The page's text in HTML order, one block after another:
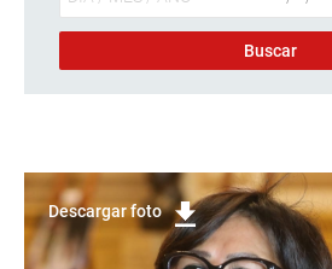
Descargar foto